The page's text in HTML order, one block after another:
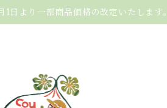
1日より一部商品価格の改定いたします。